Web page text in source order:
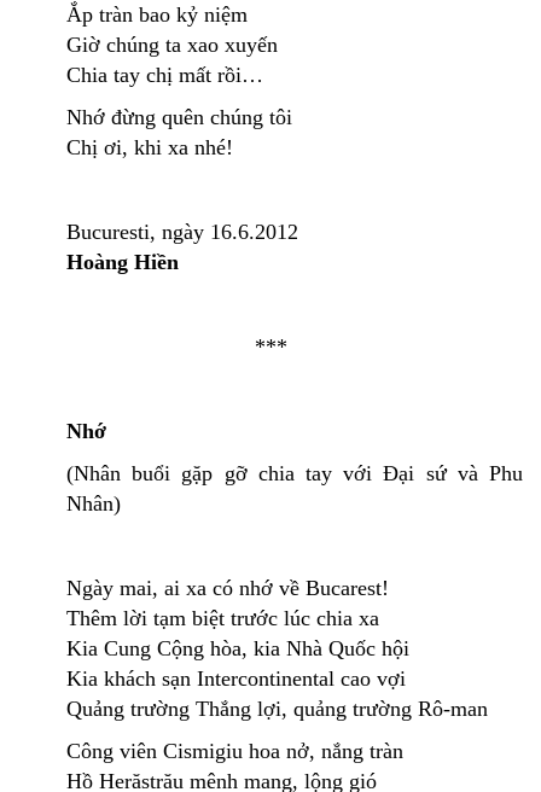
Ắp tràn bao kỷ niệm
Giờ chúng ta xao xuyến
Chia tay chị mất rồi…
Nhớ đừng quên chúng tôi
Chị ơi, khi xa nhé!
Bucuresti, ngày 16.6.2012
Hoàng Hiền
***
Nhớ
(Nhân buổi gặp gỡ chia tay với Đại sứ và Phu
Nhân)
Ngày mai, ai xa có nhớ về Bucarest!
Thêm lời tạm biệt trước lúc chia xa
Kia Cung Cộng hòa, kia Nhà Quốc hội
Kia khách sạn Intercontinental cao vợi
Quảng trường Thắng lợi, quảng trường Rô-man
Công viên Cismigiu hoa nở, nắng tràn
Hồ Herăstrău mênh mang, lộng gió